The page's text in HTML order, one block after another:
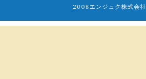
2008エンジュク株式会社